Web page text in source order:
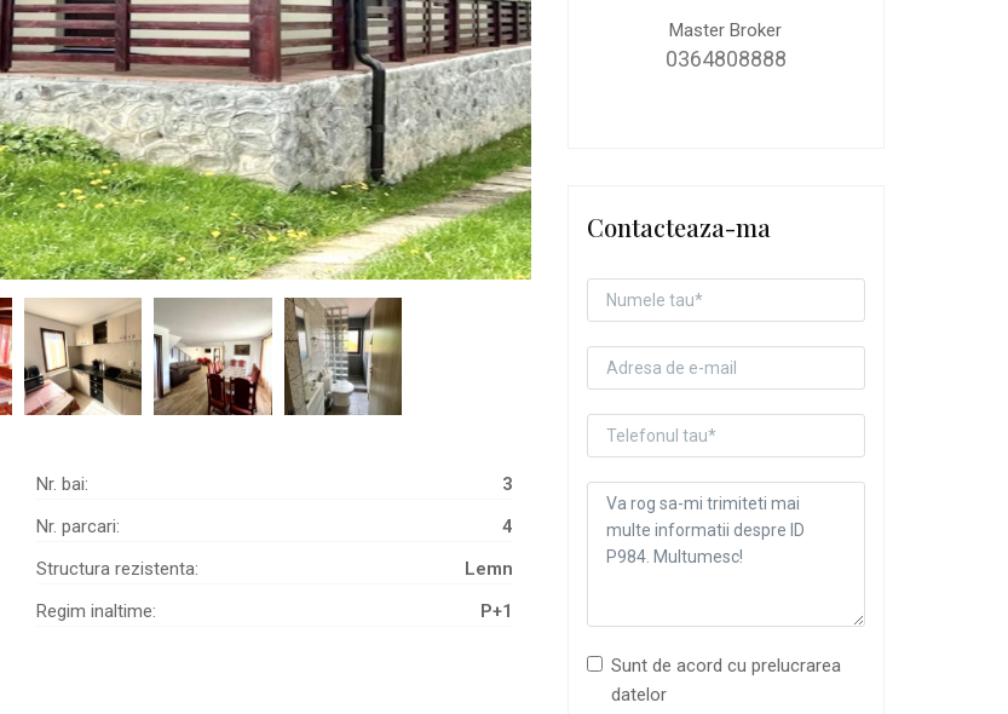
Nr. bai:
3
Nr. parcari:
4
Structura rezistenta:
Lemn
Regim inaltime:
P+1
Master Broker
0364808888
Contacteaza-ma
Sunt de acord cu prelucrarea
datelor